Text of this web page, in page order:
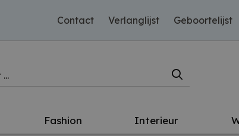
Contact Verlanglijst Geboortelijst
Fashion Interieur